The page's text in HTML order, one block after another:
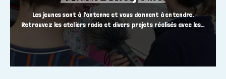
Les jeunes sont à l’antenne et vous donnent à entendre.
Retrouvez les ateliers radio et divers projets réalisés avec les…